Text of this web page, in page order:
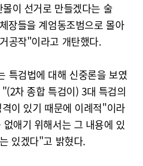
이 선거로 만들겠다는 술
장들을 계엄동조범으로 몰아
공작"이라고 개탄했다.
특검법에 대해 신중론을 보였
차 종합 특검이) 3대 특검의
이 있기 때문에 이례적"이라
애기 위해서는 그 내용에 있
있겠다"고 밝혔다.